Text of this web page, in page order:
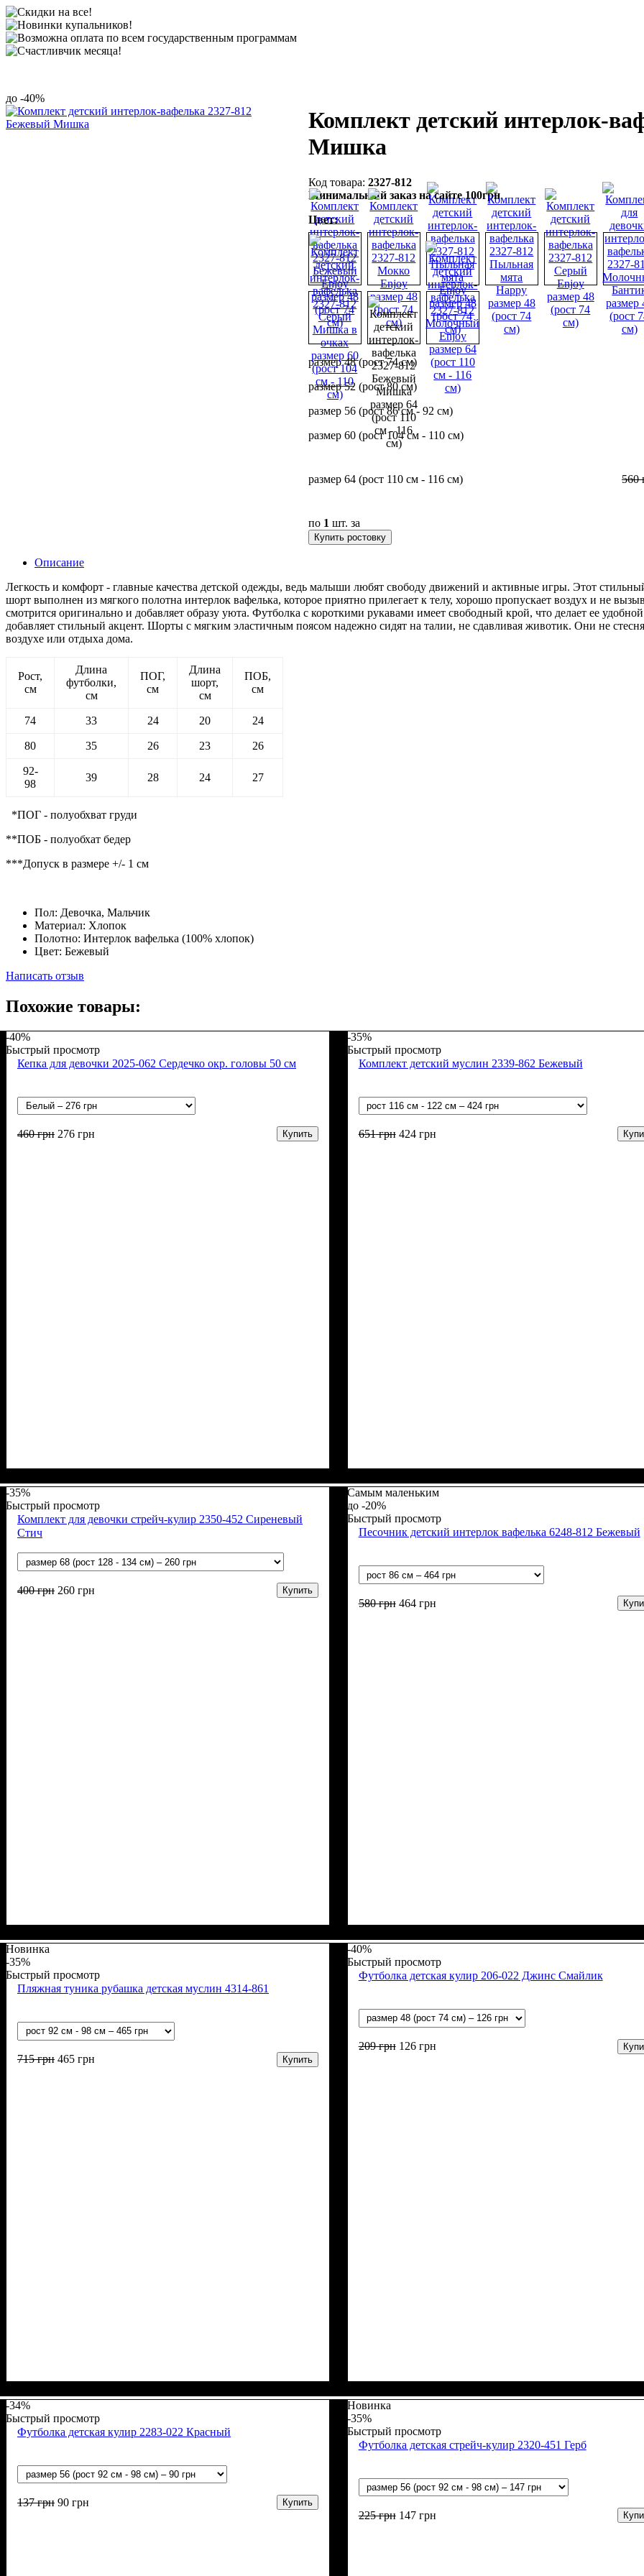
-40%
Комплект детский интерлок-
Мишка
2327-812
Минимальный заказ на сайте 100грн
Цвет:
размер 48 (рост 74 см)
размер 52 (рост 80 см)
размер 56 (рост 86 см - 92 см)
размер 60 (рост 104 см - 110 см)
размер 64 (рост 110 см - 116 см) 560
по 1 шт. за
Купить ростовку
Описание
Легкость и комфорт - главные качества детской одежды, ведь малыши любят свободу движений и активные игры. Этот
шорт выполнен из мягкого полотна интерлок вафелька, которое приятно прилегает к телу, хорошо пропускает воздух и не
смотрится оригинально и добавляет образу уюта. Футболка с короткими рукавами имеет свободный крой, что делает ее
добавляет стильный акцент. Шорты с мягким эластичным поясом надежно сидят на талии, не сдавливая животик. Они не
воздухе или отдыха дома.
Рост,
см
Длина
футболки,
см
ПОГ,
см
Длина
шорт,
см
ПОБ,
см
74 33 24 20 24
80 35 26 23 26
92-
98
39 28 24 27
*ПОГ - полуобхват груди
**ПОБ - полуобхат бедер
***Допуск в размере +/- 1 см
Пол: Девочка, Мальчик
Материал: Хлопок
Полотно: Интерлок вафелька (100% хлопок)
Цвет: Бежевый
Написать отзыв
Похожие товары:
-40%
Быстрый просмотр
Кепка для девочки 2025-062 Сердечко окр. головы 50 см
460грн 276 грн Купить
-35%
Быстрый просмотр
Комплект детский муслин 2339-862 Бежевый
651грн 424грн
-35%
Быстрый просмотр
Комплект для девочки стрейч-кулир 2350-452 Сиреневый
Стич
400грн 260 грн Купить
Самым маленьким
-20%
Быстрый просмотр
Песочник детский интерлок вафелька 6248-812 Бежевый
580грн 464грн
Новинка
-35%
Быстрый просмотр
Пляжная туника рубашка детская муслин 4314-861
715грн 465 грн Купить
-40%
Быстрый просмотр
Футболка детская кулир 206-022 Джинс Смайлик
209грн 126грн
-34%
Быстрый просмотр
Футболка детская кулир 2283-022 Красный
137грн 90 грн Купить
Новинка
-35%
Быстрый просмотр
Футболка детская стрейч-кулир 2320-451 Герб
225грн 147грн